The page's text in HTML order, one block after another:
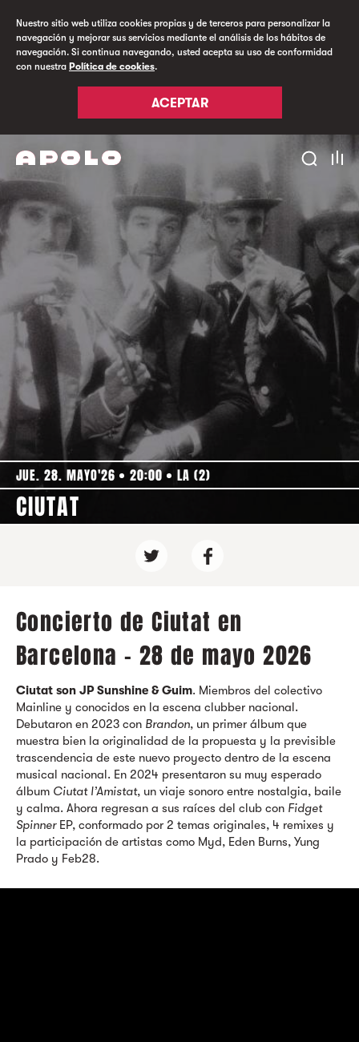
Nuestro sitio web utiliza cookies propias y de terceros para personalizar la
navegación y mejorar sus servicios mediante el análisis de los hábitos de
navegación. Si continua navegando, usted acepta su uso de conformidad
con nuestra Política de cookies.
ACEPTAR
JUE. 28. MAYO'26 20:00 LA (2)
CIUTAT
Concierto de Ciutat en
Barcelona - 28 de mayo 2026
Ciutat son JP Sunshine & Guim. Miembros del colectivo
Mainline y conocidos en la escena clubber nacional.
Debutaron en 2023 con Brandon, un primer álbum que
muestra bien la originalidad de la propuesta y la previsible
trascendencia de este nuevo proyecto dentro de la escena
musical nacional. En 2024 presentaron su muy esperado
álbum Ciutat l’Amistat, un viaje sonoro entre nostalgia, baile
y calma. Ahora regresan a sus raíces del club con Fidget
Spinner EP, conformado por 2 temas originales, 4 remixes y
la participación de artistas como Myd, Eden Burns, Yung
Prado y Feb28.